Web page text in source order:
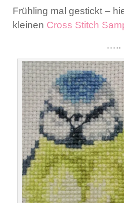
Frühling mal gestickt –
kleinen Cross Stitch
…..